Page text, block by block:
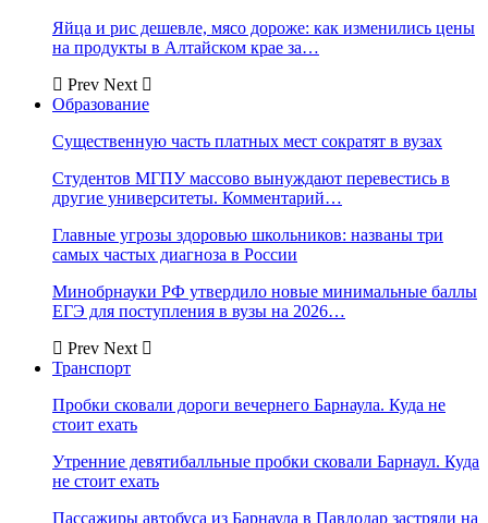
Яйца и рис дешевле, мясо дороже: как изменились цены
на продукты в Алтайском крае за…
Prev Next
Образование
Существенную часть платных мест сократят в вузах
Студентов МГПУ массово вынуждают перевестись в
другие университеты. Комментарий…
Главные угрозы здоровью школьников: названы три
самых частых диагноза в России
Минобрнауки РФ утвердило новые минимальные баллы
ЕГЭ для поступления в вузы на 2026…
Prev Next
Транспорт
Пробки сковали дороги вечернего Барнаула. Куда не
стоит ехать
Утренние девятибалльные пробки сковали Барнаул. Куда
не стоит ехать
Пассажиры автобуса из Барнаула в Павлодар застряли на